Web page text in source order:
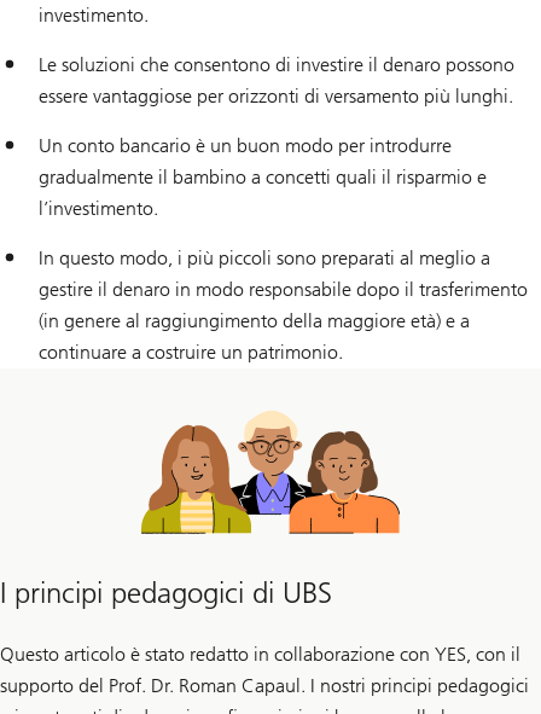
investimento.
Le soluzioni che consentono di investire il denaro possono
essere vantaggiose per orizzonti di versamento più lunghi.
Un conto bancario è un buon modo per introdurre
gradualmente il bambino a concetti quali il risparmio e
l’investimento.
In questo modo, i più piccoli sono preparati al meglio a
gestire il denaro in modo responsabile dopo il trasferimento
(in genere al raggiungimento della maggiore età) e a
continuare a costruire un patrimonio.
I principi pedagogici di UBS
Questo articolo è stato redatto in collaborazione con YES, con il
supporto del Prof. Dr. Roman Capaul. I nostri principi pedagogici